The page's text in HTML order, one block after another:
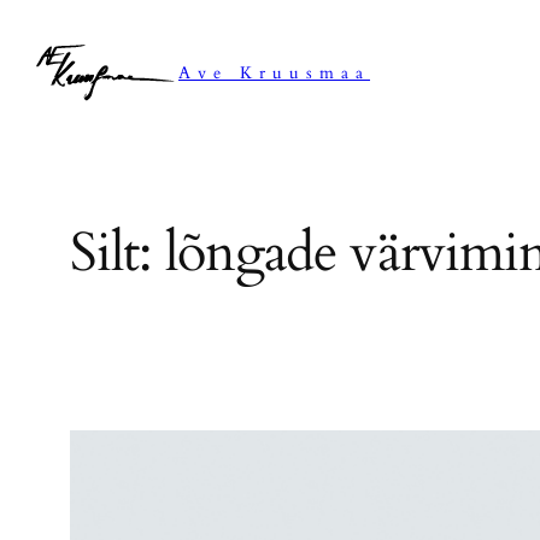
sisu
juurde
Ave Kruusmaa
Silt: lõngade